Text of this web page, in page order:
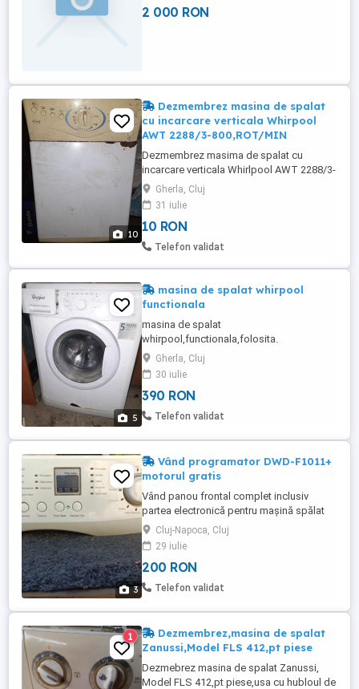
2 000 RON
10
Dezmembrez masina de spalat
cu incarcare verticala Whirpool
AWT 2288/3-800,ROT/MIN
Dezmembrez masima de spalat cu
incarcare verticala Whirlpool AWT 2288/3-
800 Rotatii pe minut, cu placa de baza
defecta,trebuie mutat manual selectorul
de programe la fiecare operatiune dintr-un
ciclu de spalare,pret in functie de piesa.
Gherla, Cluj
31 iulie
10 RON
Telefon validat
5
masina de spalat whirpool
functionala
masina de spalat
whirpool,functionala,folosita.
Gherla, Cluj
30 iulie
390 RON
Telefon validat
3
Vând programator DWD-F1011+
motorul gratis
Vând panou frontal complet inclusiv
partea electronică pentru mașină spălat
Daewoo nanosilver 7 kg inclusiv sertarul
compartimentat In acest preț va ofer
gratuit și motorul care este și el
funcționabil .Funcționabil
Cluj-Napoca, Cluj
29 iulie
200 RON
Telefon validat
1
Dezmembrez,masina de spalat
Zanussi,Model FLS 412,pt piese
Dezmebrez masina de spalat Zanussi,
Model FLS 412,pt piese,usa cu hubloul de